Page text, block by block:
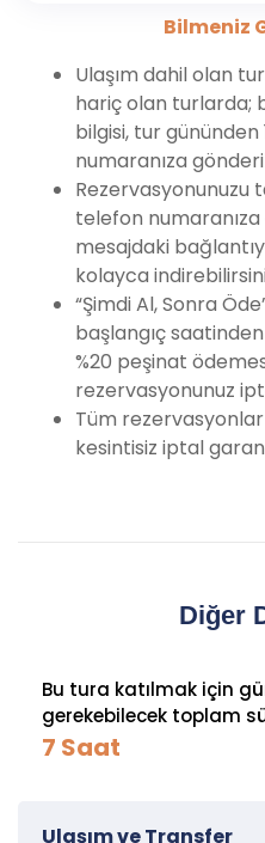
Bilmeniz
Ulaşım dahil olan
hariç olan turlarda;
bilgisi, tur
numaranıza
Rezervasyonunuzu
telefon
mesajdaki
kolayca
“Şimdi Al, Sonra
başlangıç
%20 peşinat
rezervasyonunuz
Tüm
kesintisiz iptal
Diğer
Bu tura katılmak için
gerekebilecek toplam
7 Saat
Ulaşım ve Transfer